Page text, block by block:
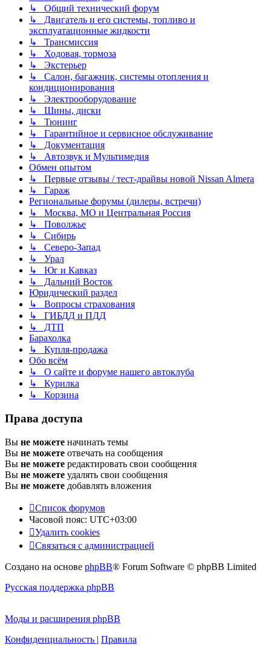
↳ Общий технический форум
↳ Двигатель и его системы, топливо и
эксплуатационные жидкости
↳ Трансмиссия
↳ Ходовая, тормоза
↳ Экстерьер
↳ Салон, багажник, системы отопления и
кондиционирования
↳ Электрооборудование
↳ Шины, диски
↳ Тюнинг
↳ Гарантийное и сервисное обслуживание
↳ Документация
↳ Автозвук и Мультимедия
Обмен опытом
↳ Первые отзывы / тест-драйвы новой Nissan Almera
↳ Гараж
Региональные форумы (дилеры, встречи)
↳ Москва, МО и Центральная Россия
↳ Поволжье
↳ Сибирь
↳ Северо-Запад
↳ Урал
↳ Юг и Кавказ
↳ Дальний Восток
Юридический раздел
↳ Вопросы страхования
↳ ГИБДД и ПДД
↳ ДТП
Барахолка
↳ Купля-продажа
Обо всём
↳ О сайте и форуме нашего автоклуба
↳ Курилка
↳ Корзина
Права доступа
Вы не можете начинать темы
Вы не можете отвечать на сообщения
Вы не можете редактировать свои сообщения
Вы не можете удалять свои сообщения
Вы не можете добавлять вложения
Список форумов
Часовой пояс: UTC+03:00
Удалить cookies
Связаться с администрацией
Создано на основе phpBB® Forum Software © phpBB Limited
Русская поддержка phpBB
Моды и расширения phpBB
Конфиденциальность | Правила